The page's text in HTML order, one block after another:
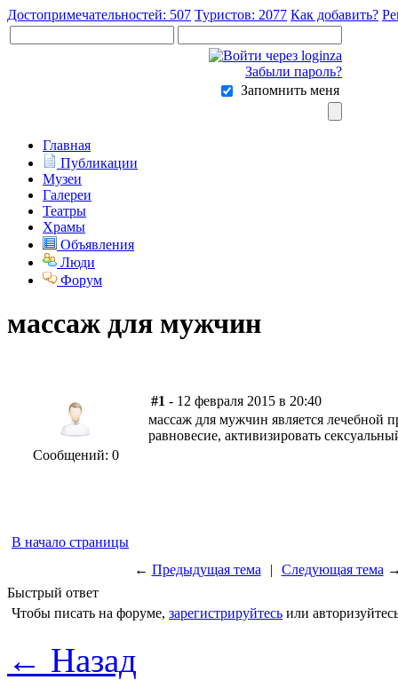
Достопримечательностей: 507 Туристов: 2077 Как добавить?
Забыли пароль?
Запомнить меня
Главная
Публикации
Музеи
Галереи
Театры
Храмы
Объявления
Люди
Форум
массаж для мужчин
Сообщений: 0
#1 - 12 февраля 2015 в 20:40
массаж для мужчин является лечебной
равновесие, активизировать
В начало страницы
← Предыдущая тема | Следующая тема
Быстрый ответ
Чтобы писать на форуме, зарегистрируйтесь или
← Назад